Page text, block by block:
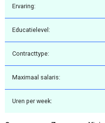
Ervaring:
Educatielevel:
Contracttype:
Maximaal salaris:
Uren per week: